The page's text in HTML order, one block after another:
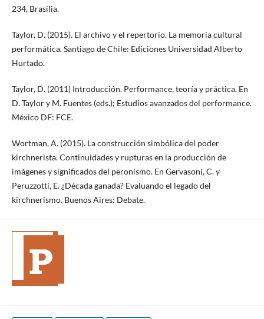
234, Brasilia.
Taylor, D. (2015). El archivo y el repertorio. La memoria cultural
performática. Santiago de Chile: Ediciones Universidad Alberto
Hurtado.
Taylor, D. (2011) Introducción. Performance, teoría y práctica. En
D. Taylor y M. Fuentes (eds.); Estudios avanzados del performance.
México DF: FCE.
Wortman, A. (2015). La construcción simbólica del poder
kirchnerista. Continuidades y rupturas en la producción de
imágenes y significados del peronismo. En Gervasoni, C. y
Peruzzotti, E. ¿Década ganada? Evaluando el legado del
kirchnerismo. Buenos Aires: Debate.